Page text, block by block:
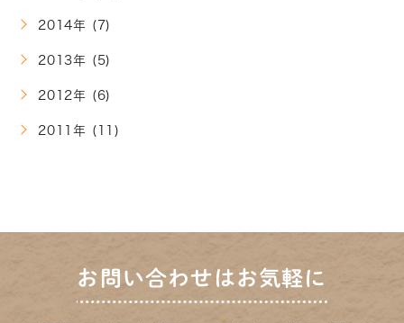
2014年 (7)
2013年 (5)
2012年 (6)
2011年 (11)
お問い合わせはお気軽に